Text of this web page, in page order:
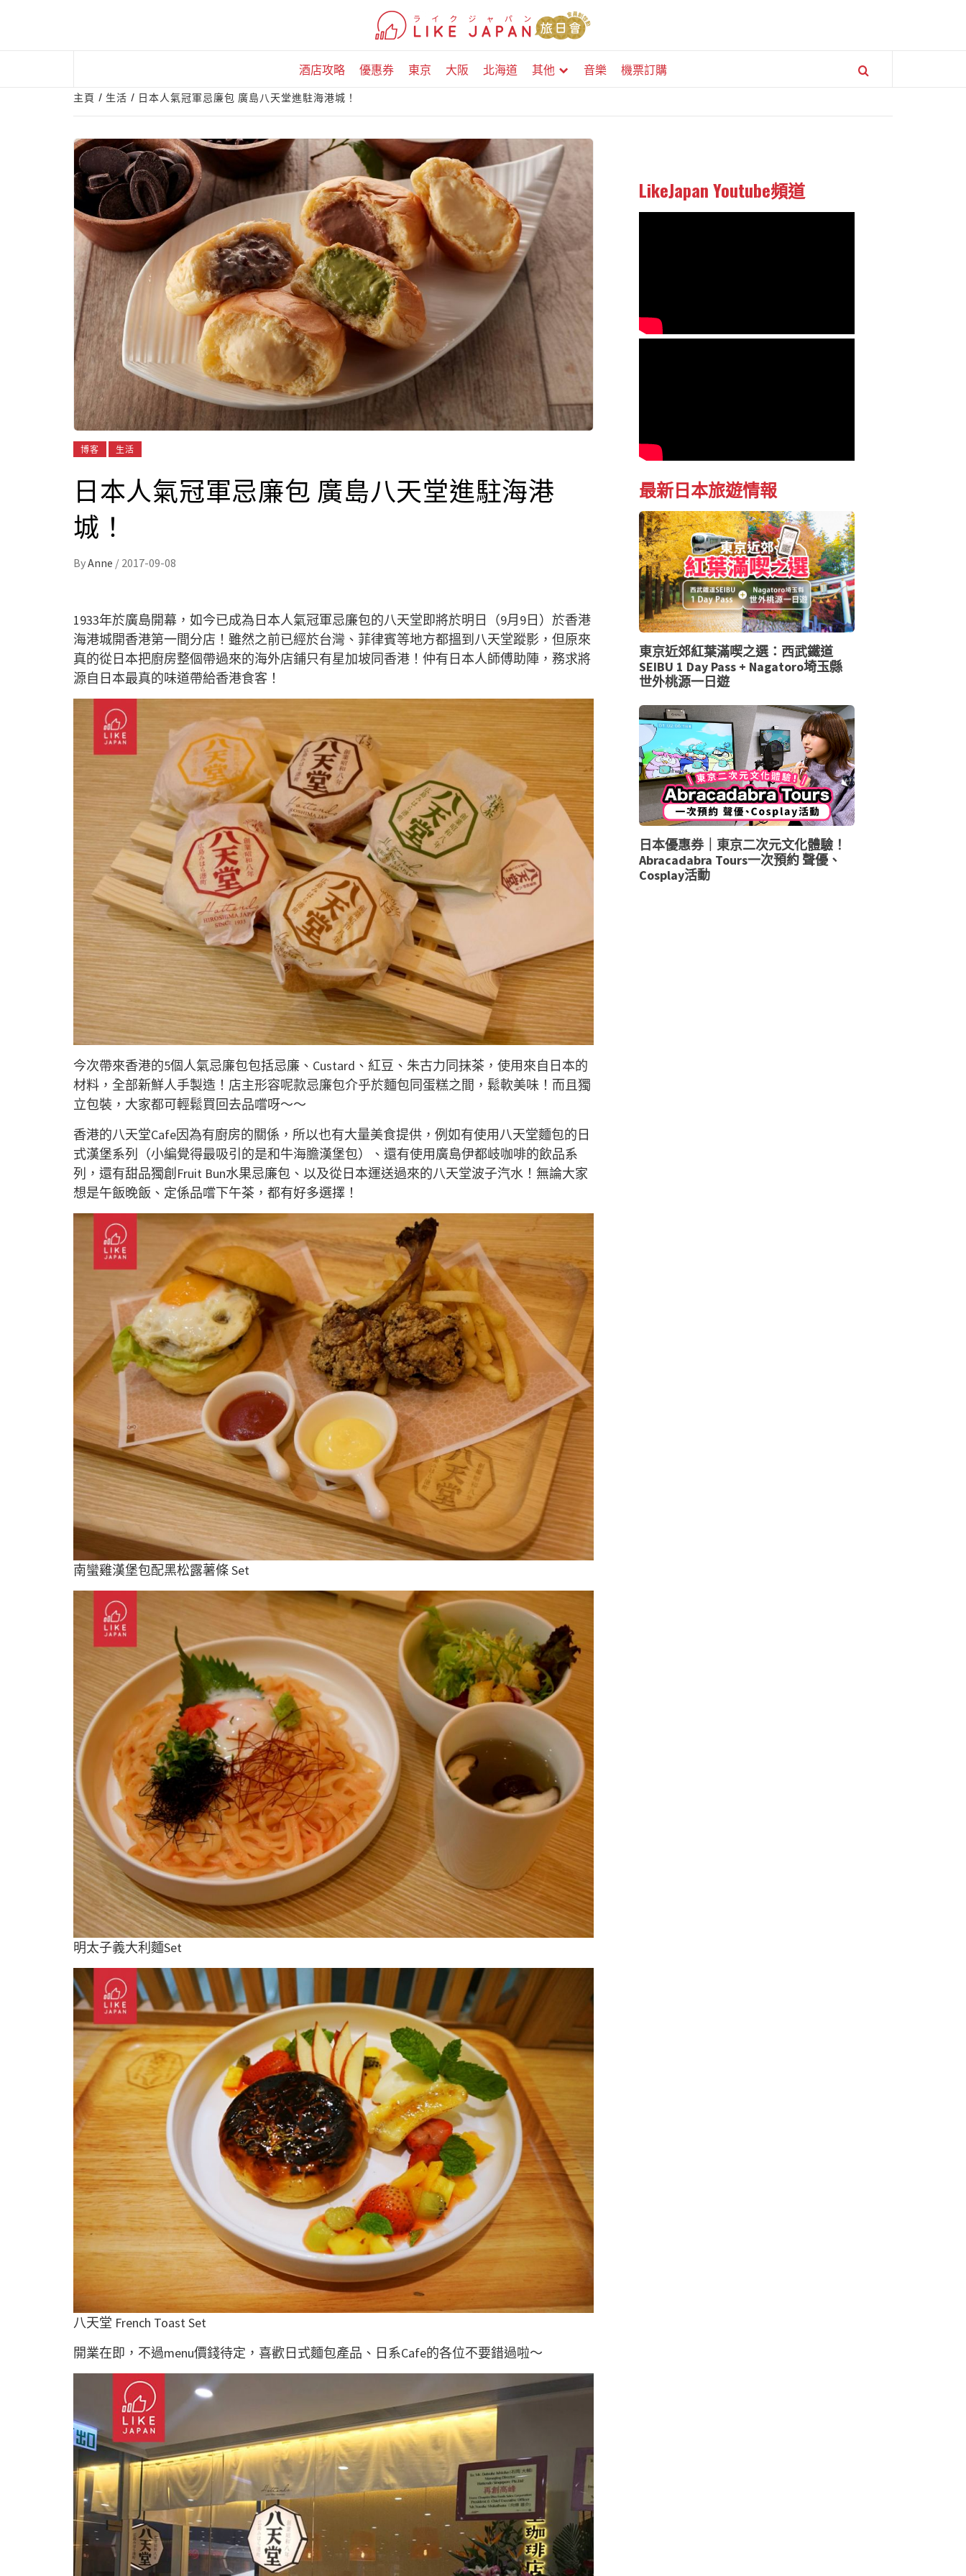
酒店攻略 優惠券 東京 大阪 北海道 其他 音樂 機票訂購
主頁 生活 日本人氣冠軍忌廉包 廣島八天堂進駐海港城！
博客 生活
日本人氣冠軍忌廉包 廣島八天堂進駐海港
城！
ByAnne / 2017-09-08
1933年於廣島開幕，如今已成為日本人氣冠軍忌廉包的八天堂即將於明日（9月9日）於香港
海港城開香港第一間分店！雖然之前已經於台灣、菲律賓等地方都搵到八天堂蹤影，但原來
真的從日本把廚房整個帶過來的海外店鋪只有星加坡同香港！仲有日本人師傅助陣，務求將
源自日本最真的味道帶給香港食客！
今次帶來香港的5個人氣忌廉包包括忌廉、Custard、紅豆、朱古力同抹茶，使用來自日本的
材料，全部新鮮人手製造！店主形容呢款忌廉包介乎於麵包同蛋糕之間，鬆軟美味！而且獨
立包裝，大家都可輕鬆買回去品嚐呀～～
香港的八天堂Cafe因為有廚房的關係，所以也有大量美食提供，例如有使用八天堂麵包的日
式漢堡系列（小編覺得最吸引的是和牛海膽漢堡包）、還有使用廣島伊都岐咖啡的飲品系
列，還有甜品獨創Fruit Bun水果忌廉包、以及從日本運送過來的八天堂波子汽水！無論大家
想是午飯晚飯、定係品嚐下午茶，都有好多選擇！
南蠻雞漢堡包配黑松露薯條 Set
明太子義大利麵Set
八天堂 French Toast Set
開業在即，不過menu價錢待定，喜歡日式麵包產品、日系Cafe的各位不要錯過啦～
LikeJapan Youtube頻道
最新日本旅遊情報
東京近郊紅葉滿喫之選：西武鐵道
SEIBU 1 Day Pass + Nagatoro埼玉縣
世外桃源一日遊
日本優惠券｜東京二次元文化體驗！
Abracadabra Tours一次預約 聲優、
Cosplay活動